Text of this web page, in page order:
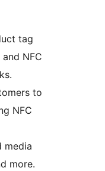
tag
NFC
to
NFC
media
more.